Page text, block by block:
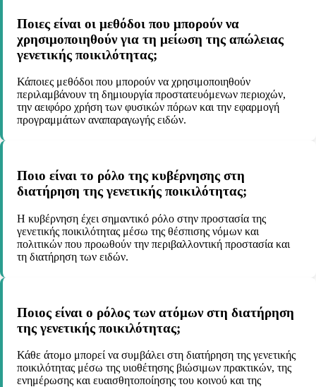
Ποιες είναι οι μεθόδοι που μπορούν να
χρησιμοποιηθούν για τη μείωση της απώλειας
γενετικής ποικιλότητας;
Κάποιες μεθόδοι που μπορούν να χρησιμοποιηθούν
περιλαμβάνουν τη δημιουργία προστατευόμενων περιοχών,
την αειφόρο χρήση των φυσικών πόρων και την εφαρμογή
προγραμμάτων αναπαραγωγής ειδών.
Ποιο είναι το ρόλο της κυβέρνησης στη
διατήρηση της γενετικής ποικιλότητας;
Η κυβέρνηση έχει σημαντικό ρόλο στην προστασία της
γενετικής ποικιλότητας μέσω της θέσπισης νόμων και
πολιτικών που προωθούν την περιβαλλοντική προστασία και
τη διατήρηση των ειδών.
Ποιος είναι ο ρόλος των ατόμων στη διατήρηση
της γενετικής ποικιλότητας;
Κάθε άτομο μπορεί να συμβάλει στη διατήρηση της γενετικής
ποικιλότητας μέσω της υιοθέτησης βιώσιμων πρακτικών, της
ενημέρωσης και ευαισθητοποίησης του κοινού και της